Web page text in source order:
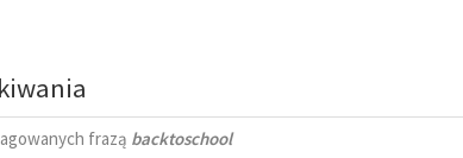
frazą backtoschool